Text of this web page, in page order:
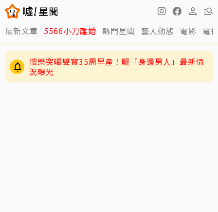
最新文章 5566小刀離婚 熱門星聞 藝人動態 電影 電
愷樂突曝雙寶35周早產！曬「身邊男人」最新情
況曝光